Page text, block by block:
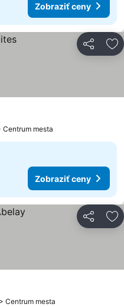
Zobraziť ceny
Zdieľať
Centrum mesta
Zobraziť ceny
Zdieľať
Centrum mesta